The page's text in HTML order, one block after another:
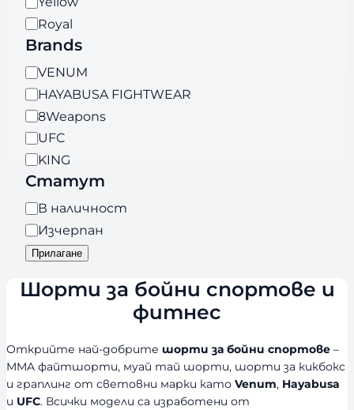
Royal
Brands
B
r
a
n
d
s
VENUM
HAYABUSA FIGHTWEAR
8Weapons
UFC
KING
Статут
Н
а
л
и
ч
с
т
В наличност
Изчерпан
Прилагане
Шорти за бойни спортове и
фитнес
Открийте най-добрите шорти за бойни спортове –
MMA файтшорти, муай тай шорти, шорти за кикбокс
и граплинг от световни марки като Venum, Hayabusa
и UFC. Всички модели са изработени от